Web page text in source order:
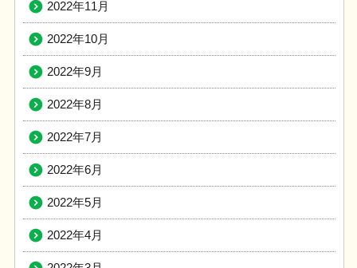
2022年11月
2022年10月
2022年9月
2022年8月
2022年7月
2022年6月
2022年5月
2022年4月